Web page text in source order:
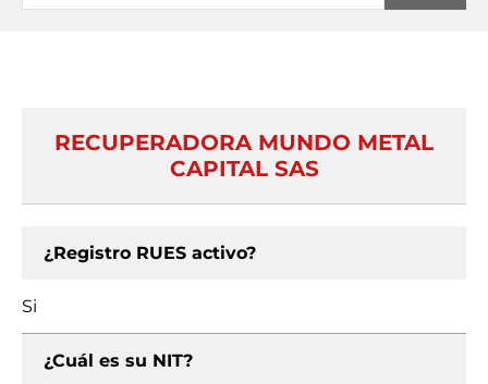
RECUPERADORA MUNDO METAL
CAPITAL SAS
¿Registro RUES activo?
Si
¿Cuál es su NIT?